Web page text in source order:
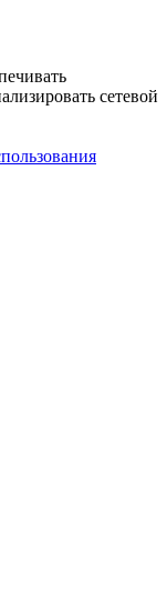
сетевой